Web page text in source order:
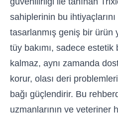
sahiplerinin bu
tasarlanmış geniş bir ürün
tüy bakımı, sadece
kalmaz, aynı zamanda
korur, olası deri
bağı güçlendirir. Bu
uzmanlarının ve veteriner